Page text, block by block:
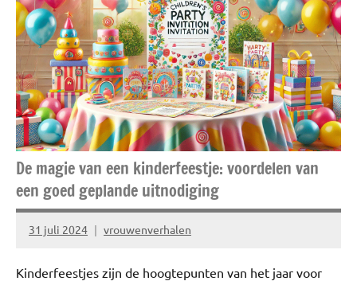
Niet
gecategoriseerd
Reizen
Stedentrips
Travel
Uitstapjes
Vakantie
De magie van een kinderfeestje: voordelen van
een goed geplande uitnodiging
31 juli 2024 vrouwenverhalen
Geen
Kinderfeestjes zijn de hoogtepunten van het jaar voor